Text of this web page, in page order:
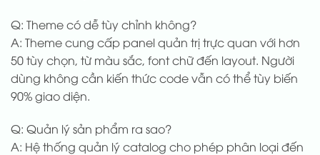
Q: Theme có dễ tùy chỉnh không?
A: Theme cung cấp panel quản trị trực quan với hơn
50 tùy chọn, từ màu sắc, font chữ đến layout. Người
dùng không cần kiến thức code vẫn có thể tùy biến
90% giao diện.
Q: Quản lý sản phẩm ra sao?
A: Hệ thống quản lý catalog cho phép phân loại đến